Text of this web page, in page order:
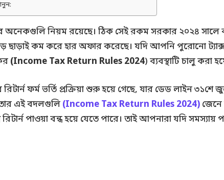
নিয়ম রয়েছে। ঠিক সেই রকম সরকার ২০২৪ সালে
ছাড়াই কম করে হার অফার করেছে। যদি আপনি পুরোনো
(Income Tax Return Rules 2024) ব্যবস্থাটি চালু করা
ফর্ম ভর্তি প্রক্রিয়া শুরু হয়ে গেছে, যার ডেড লাইন
এই বদলগুলি (Income Tax Return Rules 2024)
পাওয়া বন্ধ হয়ে যেতে পারে। তাই আপনারা যদি